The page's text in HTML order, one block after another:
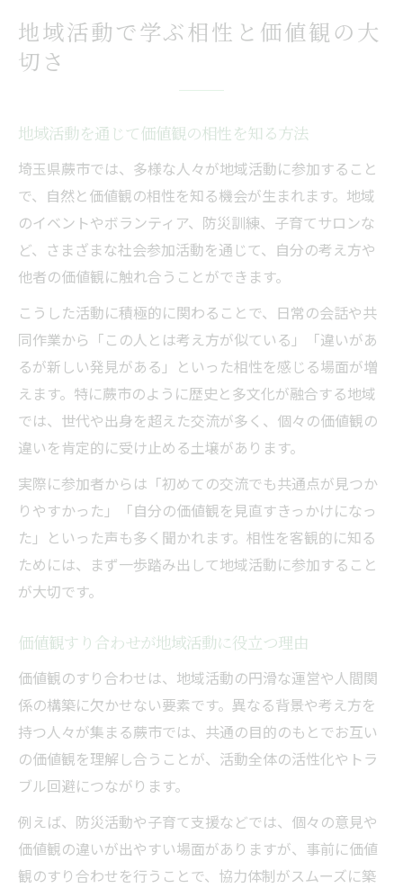
地域活動で学ぶ相性と価値観の大
切さ
地域活動を通じて価値観の相性を知る方法
埼玉県蕨市では、多様な人々が地域活動に参加すること
で、自然と価値観の相性を知る機会が生まれます。地域
のイベントやボランティア、防災訓練、子育てサロンな
ど、さまざまな社会参加活動を通じて、自分の考え方や
他者の価値観に触れ合うことができます。
こうした活動に積極的に関わることで、日常の会話や共
同作業から「この人とは考え方が似ている」「違いがあ
るが新しい発見がある」といった相性を感じる場面が増
えます。特に蕨市のように歴史と多文化が融合する地域
では、世代や出身を超えた交流が多く、個々の価値観の
違いを肯定的に受け止める土壌があります。
実際に参加者からは「初めての交流でも共通点が見つか
りやすかった」「自分の価値観を見直すきっかけになっ
た」といった声も多く聞かれます。相性を客観的に知る
ためには、まず一歩踏み出して地域活動に参加すること
が大切です。
価値観すり合わせが地域活動に役立つ理由
価値観のすり合わせは、地域活動の円滑な運営や人間関
係の構築に欠かせない要素です。異なる背景や考え方を
持つ人々が集まる蕨市では、共通の目的のもとでお互い
の価値観を理解し合うことが、活動全体の活性化やトラ
ブル回避につながります。
例えば、防災活動や子育て支援などでは、個々の意見や
価値観の違いが出やすい場面がありますが、事前に価値
観のすり合わせを行うことで、協力体制がスムーズに築